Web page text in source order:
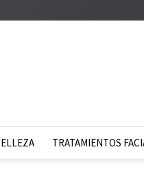
TRATAMIENTOS